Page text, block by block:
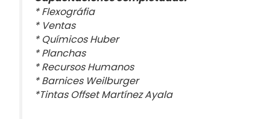
* Flexográfia
* Ventas
* Químicos Huber
* Planchas
* Recursos Humanos
* Barnices Weilburger
*Tintas Offset Martínez Ayala